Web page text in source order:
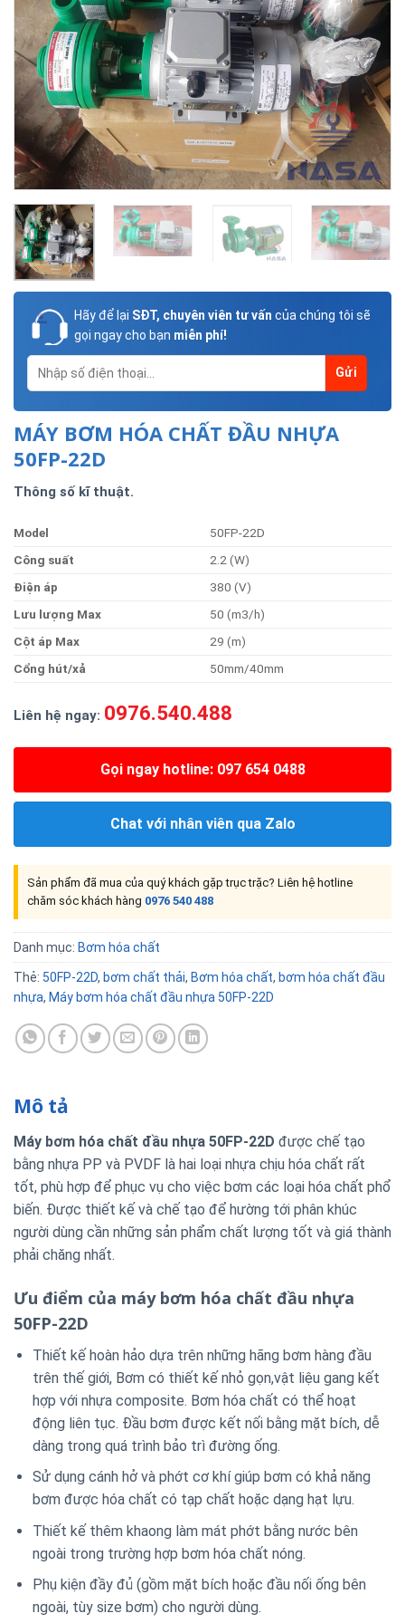
Hãy để lại SĐT, chuyên viên tư vấn của chúng tôi sẽ
gọi ngay cho bạn miễn phí!
MÁY BƠM HÓA CHẤT ĐẦU NHỰA
50FP-22D
Thông số kĩ thuật.
Model
50FP-22D
Công suất
2.2 (W)
Điện áp
380 (V)
Lưu lượng Max
50 (m3/h)
Cột áp Max
29 (m)
Cổng hút/xả 50mm/40mm
Liên hệ ngay: 0976.540.488
Gọi ngay hotline: 097 654 0488
Chat với nhân viên qua Zalo
Sản phẩm đã mua của quý khách gặp trục trặc? Liên hệ hotline
chăm sóc khách hàng 0976 540 488
Danh mục: Bơm hóa chất
Thẻ: 50FP-22D, bơm chất thải, Bơm hóa chất, bơm hóa chất đầu
nhựa, Máy bơm hóa chất đầu nhựa 50FP-22D
Mô tả
Máy bơm hóa chất đầu nhựa 50FP-22D được chế tạo
bằng nhựa PP và PVDF là hai loại nhựa chịu hóa chất rất
tốt, phù hợp để phục vụ cho việc bơm các loại hóa chất phổ
biến. Được thiết kế và chế tạo để hường tới phân khúc
người dùng cần những sản phẩm chất lượng tốt và giá thành
phải chăng nhất.
Ưu điểm của máy bơm hóa chất đầu nhựa
50FP-22D
Thiết kế hoàn hảo dựa trên những hãng bơm hàng đầu
trên thế giới, Bơm có thiết kế nhỏ gọn,vật liệu gang kết
hợp với nhựa composite. Bơm hóa chất có thể hoạt
động liên tục. Đầu bơm được kết nối bằng mặt bích, dễ
dàng trong quá trình bảo trì đường ống.
Sử dụng cánh hở và phớt cơ khí giúp bơm có khả năng
bơm được hóa chất có tạp chất hoặc dạng hạt lựu.
Thiết kế thêm khaong làm mát phớt bằng nước bên
ngoài trong trường hợp bơm hóa chất nóng.
Phụ kiện đầy đủ (gồm mặt bích hoặc đầu nối ống bên
ngoài, tùy size bơm) cho người dùng.